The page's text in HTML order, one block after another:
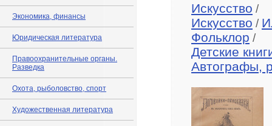
Экономика, финансы
Юридическая литература
Правоохранительные органы.
Разведка
Охота, рыболовство, спорт
Художественная литература
Искусство /
Искусство /
Фольклор /
Детские
Автографы,